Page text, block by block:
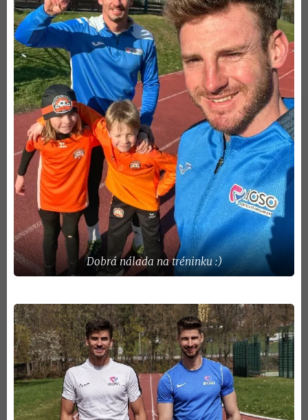
Dobrá nálada na tréninku :)